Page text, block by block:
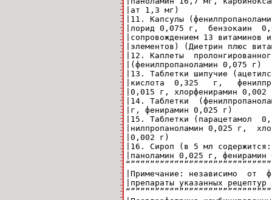
|ат 1,3 мг)
|11. Капсулы
|лорид 0,075 г,  бензокаин
|сопровождением 13 витаминов
|элементов) (Диетрин плюс
|12. Каплеты
|(фенилпропаноламин 0,075 г)
|13. Таблетки шипучие
|кислота  0,325   г,
|0,015 г, хлорфенирамин 0,002
|14. Таблетки
|г, фенирамин 0,025 г)
|15. Таблетки (парацетамол
|нилпропаноламин 0,025 г,
|0,002 г)
|16. Сироп (в 5 мл
|паноламин 0,025 г,
|Примечание: независимо  от
|препараты указанных